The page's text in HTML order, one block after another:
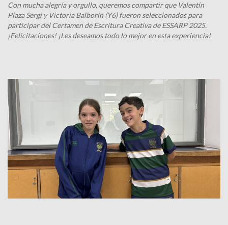
Con mucha alegría y orgullo, queremos compartir que Valentín
Plaza Sergi y Victoria Balborín (Y6) fueron seleccionados para
participar del Certamen de Escritura Creativa de ESSARP 2025.
¡Felicitaciones! ¡Les deseamos todo lo mejor en esta experiencia!